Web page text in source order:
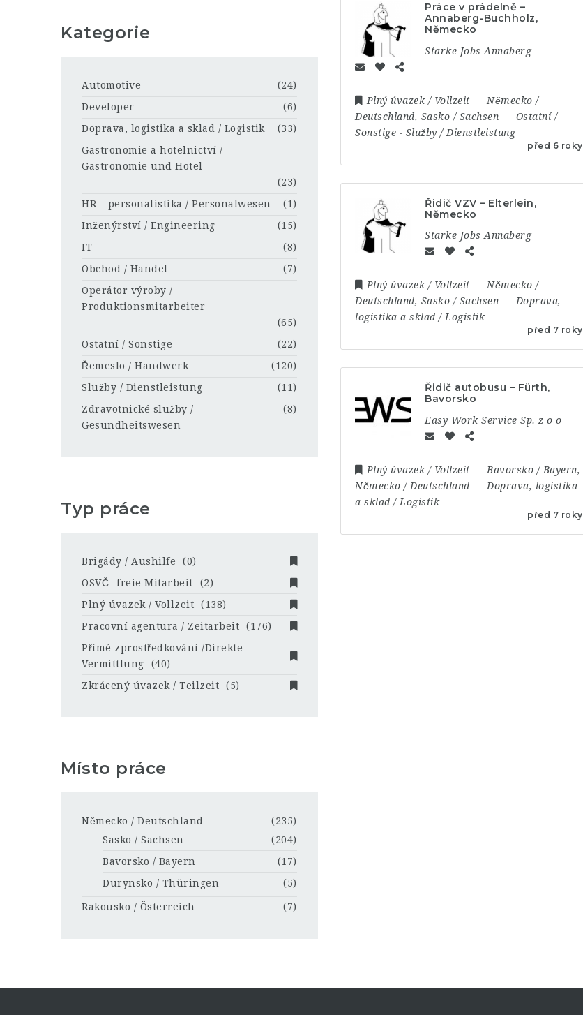
Práce v prádelně –
Annaberg-Buchholz,
Německo
před 6 roky
Starke Jobs Annaberg
Plný úvazek / Vollzeit
Německo /
Deutschland, Sasko / Sachsen
Ostatní /
Sonstige - Služby / Dienstleistung
Řidič VZV – Elterlein,
Německo
před 7 roky
Starke Jobs Annaberg
Plný úvazek / Vollzeit
Německo /
Deutschland, Sasko / Sachsen
Doprava,
logistika a sklad / Logistik
Řidič autobusu – Fürth,
Bavorsko
před 7 roky
Easy Work Service Sp. z o o
Plný úvazek / Vollzeit Bavorsko / Bayern,
Německo / Deutschland
Doprava, logistika
a sklad / Logistik
Kategorie
Automotive
(24)
Developer
(6)
Doprava, logistika a sklad / Logistik
(33)
Gastronomie a hotelnictví /
Gastronomie und Hotel
(23)
HR – personalistika / Personalwesen
(1)
Inženýrství / Engineering
(15)
IT
(8)
Obchod / Handel
(7)
Operátor výroby /
Produktionsmitarbeiter
(65)
Ostatní / Sonstige
(22)
Řemeslo / Handwerk
(120)
Služby / Dienstleistung
(11)
Zdravotnické služby /
Gesundheitswesen
(8)
Typ práce
Brigády / Aushilfe
(0)
OSVČ -freie Mitarbeit
(2)
Plný úvazek / Vollzeit
(138)
Pracovní agentura / Zeitarbeit
(176)
Přímé zprostředkování /Direkte
Vermittlung
(40)
Zkrácený úvazek / Teilzeit
(5)
Místo práce
Německo / Deutschland
(235)
Sasko / Sachsen
(204)
Bavorsko / Bayern
(17)
Durynsko / Thüringen
(5)
Rakousko / Österreich (7)